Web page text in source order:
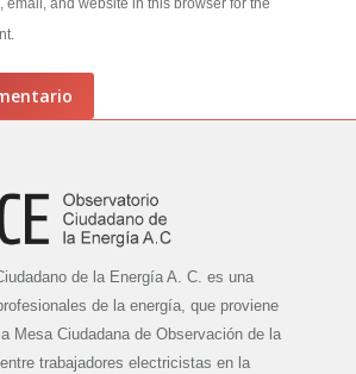
email, and website in this browser for the
de la Energía A. C. es una
de la energía, que proviene
Mesa Ciudadana de Observación de la
trabajadores electricistas en la